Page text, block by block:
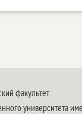
факультет
университета